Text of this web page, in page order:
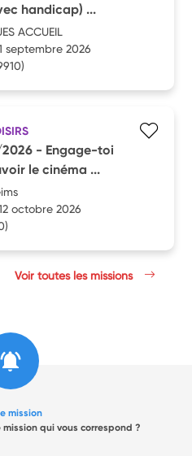
handicap) ...
ACCUEIL
septembre 2026
- Engage-toi
le cinéma ...
octobre 2026
Voir toutes les missions
mission
qui vous correspond ?